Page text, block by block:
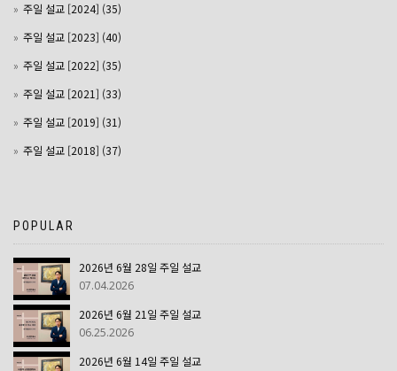
주일 설교 [2024] (35)
주일 설교 [2023] (40)
주일 설교 [2022] (35)
주일 설교 [2021] (33)
주일 설교 [2019] (31)
주일 설교 [2018] (37)
POPULAR
2026년 6월 28일 주일 설교
07.04.2026
2026년 6월 21일 주일 설교
06.25.2026
2026년 6월 14일 주일 설교